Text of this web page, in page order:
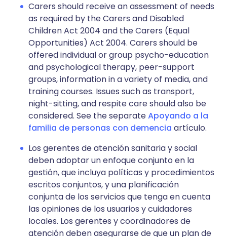
Carers should receive an assessment of needs
as required by the Carers and Disabled
Children Act 2004 and the Carers (Equal
Opportunities) Act 2004. Carers should be
offered individual or group psycho-education
and psychological therapy, peer-support
groups, information in a variety of media, and
training courses. Issues such as transport,
night-sitting, and respite care should also be
considered. See the separateApoyando a la
familia de personas con demencia artículo.
Los gerentes de atención sanitaria y social
deben adoptar un enfoque conjunto en la
gestión, que incluya políticas y procedimientos
escritos conjuntos, y una planificación
conjunta de los servicios que tenga en cuenta
las opiniones de los usuarios y cuidadores
locales. Los gerentes y coordinadores de
atención deben asegurarse de que un plan de